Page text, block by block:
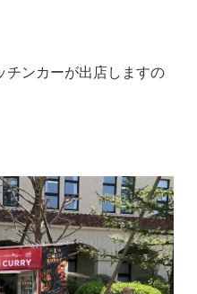
チンカーが出店しますの